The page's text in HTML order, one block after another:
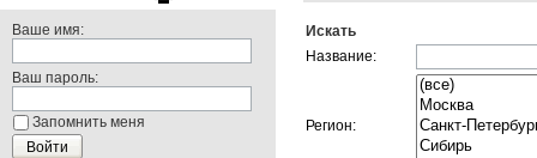
Ваше имя:
Ваш пароль:
Запомнить меня
Искать
Название:
Регион: